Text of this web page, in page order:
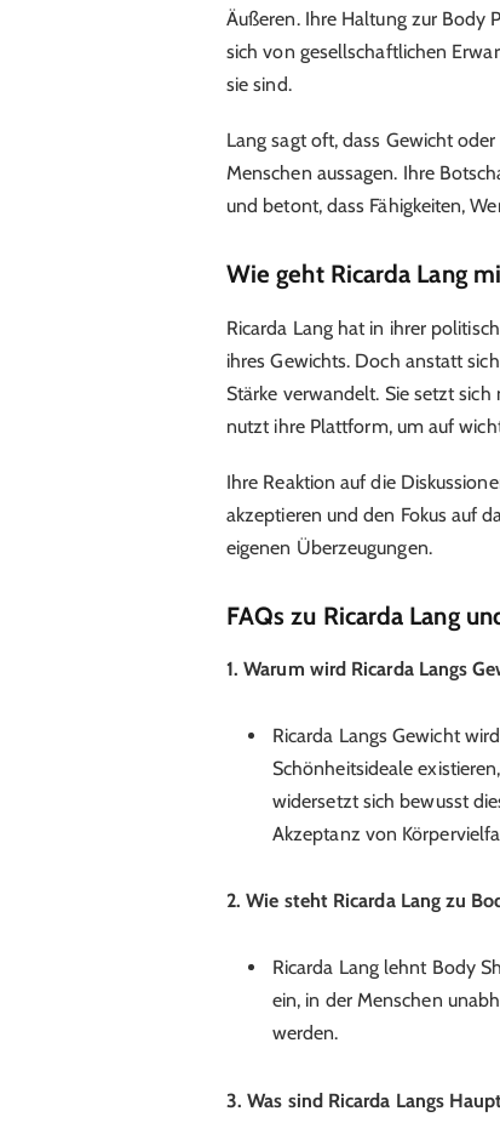
Äußeren. Ihre Haltung zur Body
sich von gesellschaftlichen
sie sind.
Lang sagt oft, dass Gewicht
Menschen aussagen. Ihre
und betont, dass Fähigkeiten,
Wie geht Ricarda Lang
Ricarda Lang hat in ihrer
ihres Gewichts. Doch anstatt
Stärke verwandelt. Sie setzt
nutzt ihre Plattform, um auf
Ihre Reaktion auf die
akzeptieren und den Fokus auf
eigenen Überzeugungen.
FAQs zu Ricarda Lang
1. Warum wird Ricarda Langs
Ricarda Langs Gewicht
Schönheitsideale
widersetzt sich bewusst
Akzeptanz von
2. Wie steht Ricarda Lang zu
Ricarda Lang lehnt Body
ein, in der Menschen
werden.
3. Was sind Ricarda Langs